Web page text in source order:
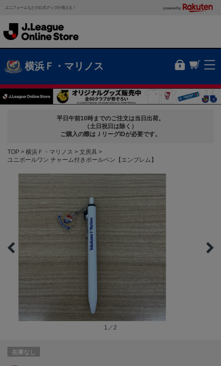
ユニフォームなどの公式グッズが買える！ powered by
横浜Ｆ・マリノス
平日午前10時までのご注文は当日出荷。
（土日祝日は除く）
ご購入の際はＪリーグIDが必要です。
TOP 横浜Ｆ・マリノス
文房具
ユニボールワン チャーム付きボールペン【エンブレム】
1／2
在庫なし